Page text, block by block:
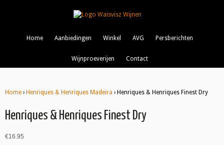
Home Aanbiedingen Winkel AVG Persberichten
Wijnproeverijen Contact
Home › Henriques & Henriques Madeira › Henriques & Henriques Finest Dry
Henriques & Henriques Finest Dry
€16.95